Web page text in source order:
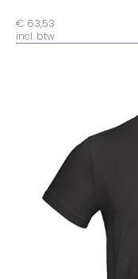
€ 63,53
incl. btw